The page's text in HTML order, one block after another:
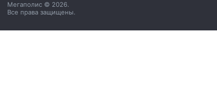
Мегаполис © 2026.
Все права защищены.